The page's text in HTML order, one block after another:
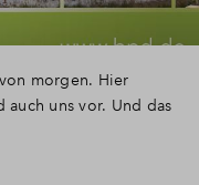
morgen. Hier
uns vor. Und das